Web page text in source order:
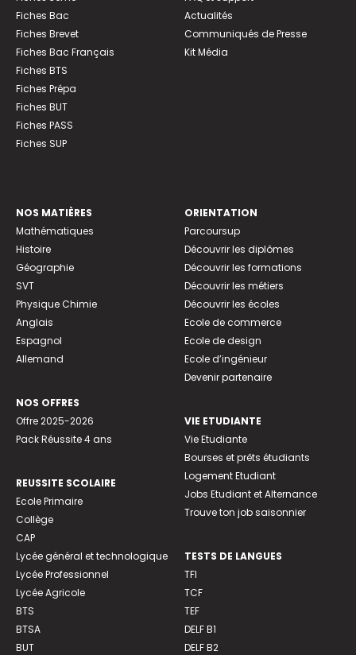
Fiches Bac
Fiches Brevet
Fiches Bac Français
Fiches BTS
Fiches Prépa
Fiches BUT
Fiches PASS
Fiches SUP
Actualités
Communiqués de Presse
Kit Média
NOS MATIÈRES
Mathématiques
Histoire
Géographie
SVT
Physique Chimie
Anglais
Espagnol
Allemand
NOS OFFRES
Offre 2025-2026
Pack Réussite 4 ans
REUSSITE SCOLAIRE
Ecole Primaire
Collège
CAP
Lycée général et technologique
Lycée Professionnel
Lycée Agricole
BTS
BTSA
BUT
ORIENTATION
Parcoursup
Découvrir les diplômes
Découvrir les formations
Découvrir les métiers
Découvrir les écoles
Ecole de commerce
Ecole de design
Ecole d’ingénieur
Devenir partenaire
VIE ETUDIANTE
Vie Etudiante
Bourses et prêts étudiants
Logement Etudiant
Jobs Etudiant et Alternance
Trouve ton job saisonnier
TESTS DE LANGUES
TFI
TCF
TEF
DELF B1
DELF B2